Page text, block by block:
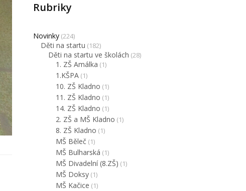
Rubriky
Novinky(224)
Děti na startu (182)
Děti na startu ve školách (28)
1. ZŠ Amálka (1)
1.KŠPA(1)
10. ZŠ Kladno (1)
11. ZŠ Kladno (1)
14. ZŠ Kladno (1)
2. ZŠ a MŠ Kladno (1)
8. ZŠ Kladno (1)
MŠ Běleč (1)
MŠ Bulharská (1)
MŠ Divadelní (8.ZŠ) (1)
MŠ Doksy(1)
MŠ Kačice (1)